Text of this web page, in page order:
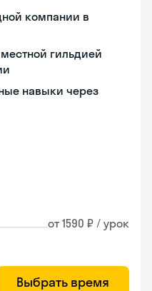
компании в
гильдией
навыки через
от 1590 ₽ / урок
Выбрать время